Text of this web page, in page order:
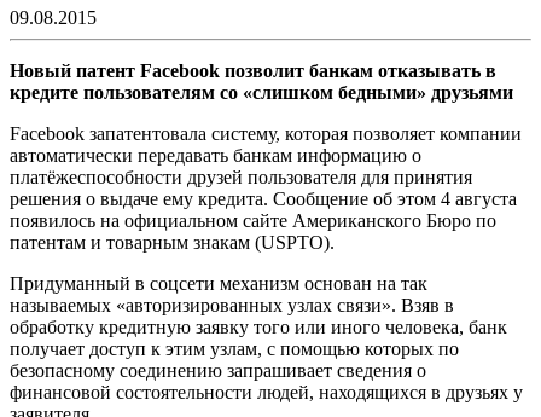
09.08.2015
Новый патент Facebook позволит банкам отказывать в
кредите пользователям со «слишком бедными» друзьями
Facebook запатентовала систему, которая позволяет компании
автоматически передавать банкам информацию о
платёжеспособности друзей пользователя для принятия
решения о выдаче ему кредита. Сообщение об этом 4 августа
появилось на официальном сайте Американского Бюро по
патентам и товарным знакам (USPTO).
Придуманный в соцсети механизм основан на так
называемых «авторизированных узлах связи». Взяв в
обработку кредитную заявку того или иного человека, банк
получает доступ к этим узлам, с помощью которых по
безопасному соединению запрашивает сведения о
финансовой состоятельности людей, находящихся в друзьях у